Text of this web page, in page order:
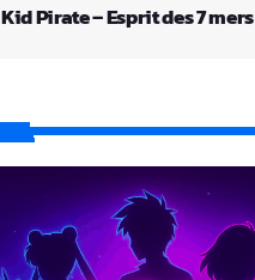
Kid Pirate – Esprit des 7 mers